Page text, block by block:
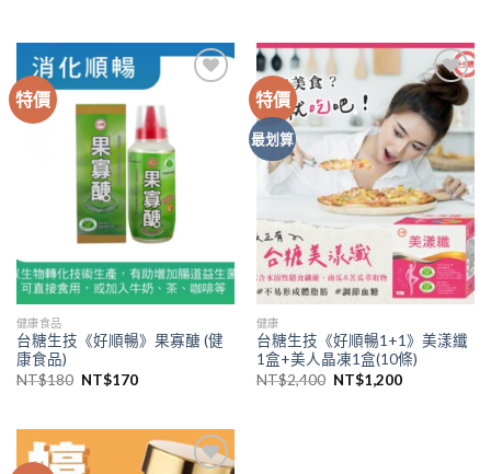
特價
健康食品
台糖生技《好順暢》果寡醣 (健
康食品)
NT$180 NT$170
特價
最划算
Add to
wishlist
健康
台糖生技《好順暢1+1》美漾纖
1盒+美人晶凍1盒(10條)
NT$2,400 NT$1,200